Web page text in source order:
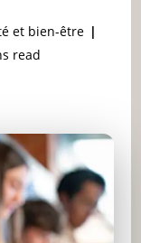
et bien-être
read